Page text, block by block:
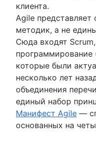
клиента.
Agile представляет
методик, а не
Сюда входят
программирование
которые были
несколько лет
объединения
единый набор
Манифест Agile —
основанных на